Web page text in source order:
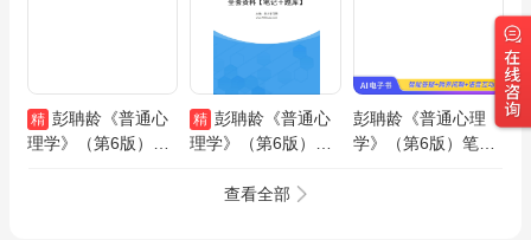
精 彭聃龄《普通心
理学》（第6版）教
精 彭聃龄《普通心
理学》（第6版）全
彭聃龄《普通心理
学》（第6版）笔记
查看全部